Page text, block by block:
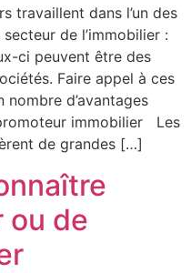
dans l’un des
de l’immobilier :
ci peuvent être des
Faire appel à ces
d’avantages
immobilier Les
de grandes […]
ou de